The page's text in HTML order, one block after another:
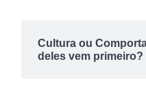
Cultura ou
deles vem primeiro?